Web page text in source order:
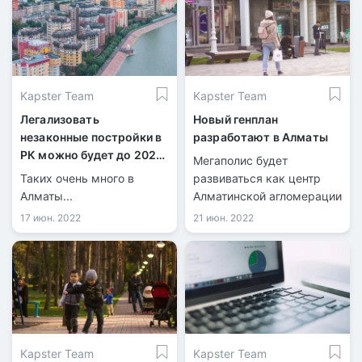
отечественные
строительные компании,
сообщает корреспондент
«Хабар 24».
Kapster Team
Легализовать
незаконные постройки в
РК можно будет до 2027
года
Таких очень много в
Алматы...
17 июн. 2022
Kapster Team
Новый генплан
разработают в Алматы
Мегаполис будет
развиваться как центр
Алматинской агломерации
21 июн. 2022
Kapster Team
Kapster Team